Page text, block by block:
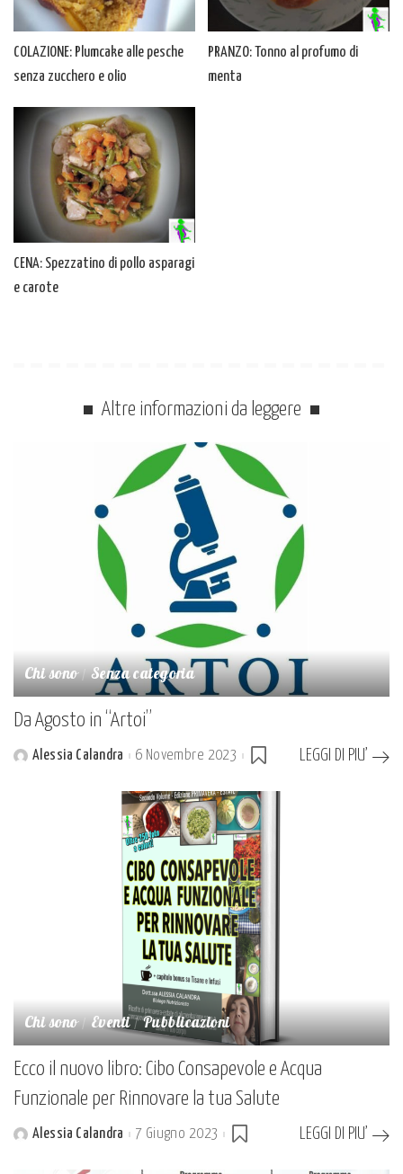
COLAZIONE: Plumcake alle pesche
senza zucchero e olio
PRANZO: Tonno al profumo di
menta
CENA: Spezzatino di pollo asparagi
e carote
Altre informazioni da leggere
Chi sono Senza categoria
Da Agosto in “Artoi”
PostedAlessia Calandra 6 Novembre 2023 LEGGI DI PIU’
Chi sono Eventi Pubblicazioni
Ecco il nuovo libro: Cibo Consapevole e Acqua
Funzionale per Rinnovare la tua Salute
PostedAlessia Calandra 7 Giugno 2023 LEGGI DI PIU’